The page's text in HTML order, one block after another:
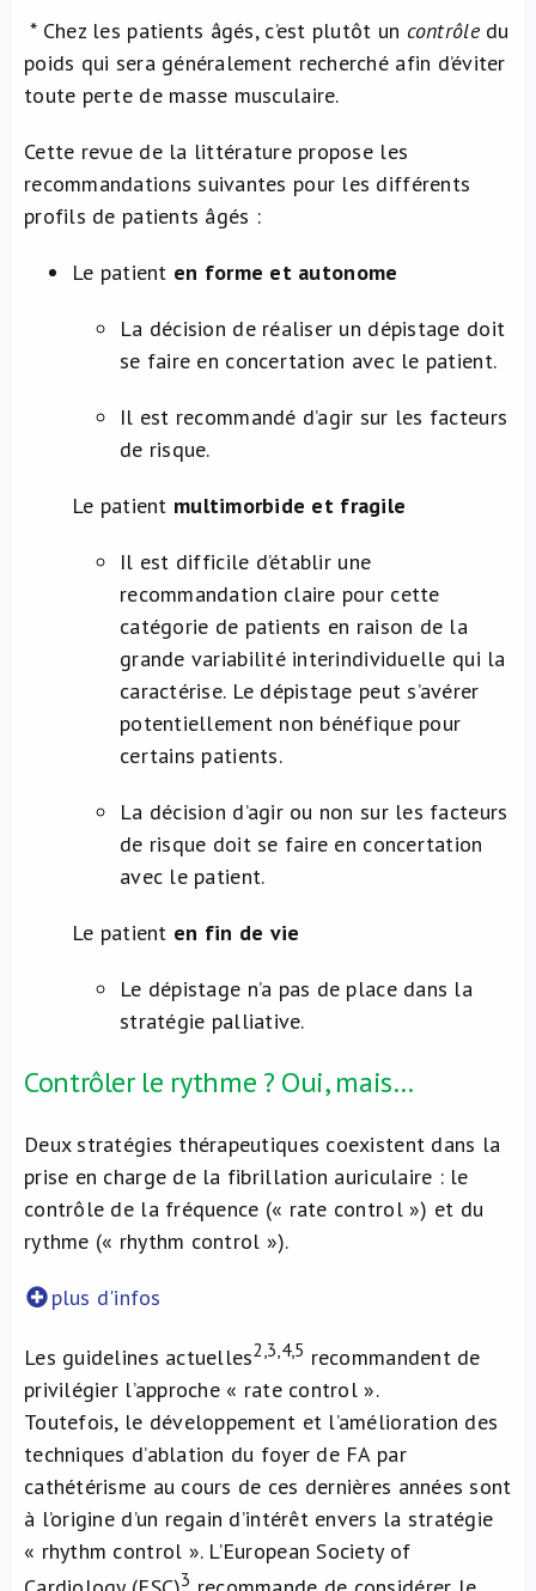
* Chez les patients âgés, c’est plutôt un contrôledu
poids qui sera généralement recherché afin d’éviter
toute perte de masse musculaire.
Cette revue de la littérature propose les
recommandations suivantes pour les différents
profils de patients âgés :
Le patient en forme et autonome
La décision de réaliser un dépistage doit
se faire en concertation avec le patient.
Il est recommandé d’agir sur les facteurs
de risque.
Le patient multimorbide et fragile
Il est difficile d’établir une
recommandation claire pour cette
catégorie de patients en raison de la
grande variabilité interindividuelle qui la
caractérise. Le dépistage peut s’avérer
potentiellement non bénéfique pour
certains patients.
La décision d’agir ou non sur les facteurs
de risque doit se faire en concertation
avec le patient.
Le patient en fin de vie
Le dépistage n’a pas de place dans la
stratégie palliative.
Contrôler le rythme ? Oui, mais…
Deux stratégies thérapeutiques coexistent dans la
prise en charge de la fibrillation auriculaire : le
contrôle de la fréquence (« rate control ») et du
rythme (« rhythm control »).
plus d'infos
Les guidelines actuelles2,3,4,5 recommandent de
privilégier l’approche « rate control ».
Toutefois, le développement et l’amélioration des
techniques d’ablation du foyer de FA par
cathétérisme au cours de ces dernières années sont
à l’origine d’un regain d’intérêt envers la stratégie
« rhythm control ». L’European Society of
3